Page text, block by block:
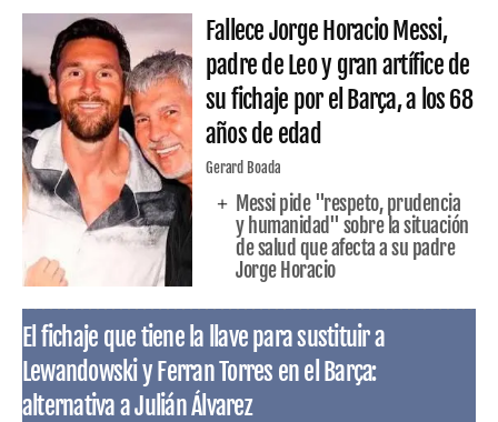
Fallece Jorge Horacio Messi,
padre de Leo y gran artífice de
su fichaje por el Barça, a los 68
años de edad
Gerard Boada
Messi pide "respeto, prudencia
y humanidad" sobre la situación
de salud que afecta a su padre
Jorge Horacio
El fichaje que tiene la llave para sustituir a
Lewandowski y Ferran Torres en el Barça:
alternativa a Julián Álvarez